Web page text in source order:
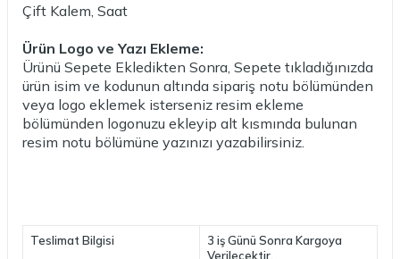
Çift Kalem, Saat
Ürün Logo ve Yazı Ekleme:
Ürünü Sepete Ekledikten Sonra, Sepete tıkladığınızda
ürün isim ve kodunun altında sipariş notu bölümünden
veya logo eklemek isterseniz resim ekleme
bölümünden logonuzu ekleyip alt kısmında bulunan
resim notu bölümüne yazınızı yazabilirsiniz.
Teslimat Bilgisi
3 iş Günü Sonra Kargoya
Verilecektir.